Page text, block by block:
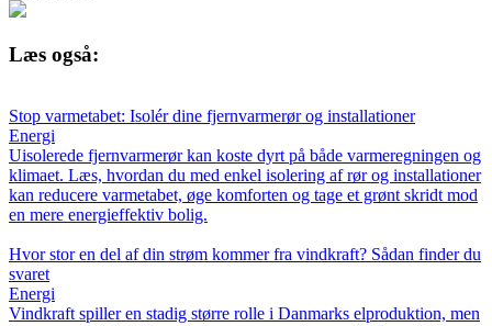
Læs også:
Stop varmetabet: Isolér dine fjernvarmerør og installationer
Energi
Uisolerede fjernvarmerør kan koste dyrt på både varmeregningen og
klimaet. Læs, hvordan du med enkel isolering af rør og installationer
kan reducere varmetabet, øge komforten og tage et grønt skridt mod
en mere energieffektiv bolig.
Hvor stor en del af din strøm kommer fra vindkraft? Sådan finder du
svaret
Energi
Vindkraft spiller en stadig større rolle i Danmarks elproduktion, men